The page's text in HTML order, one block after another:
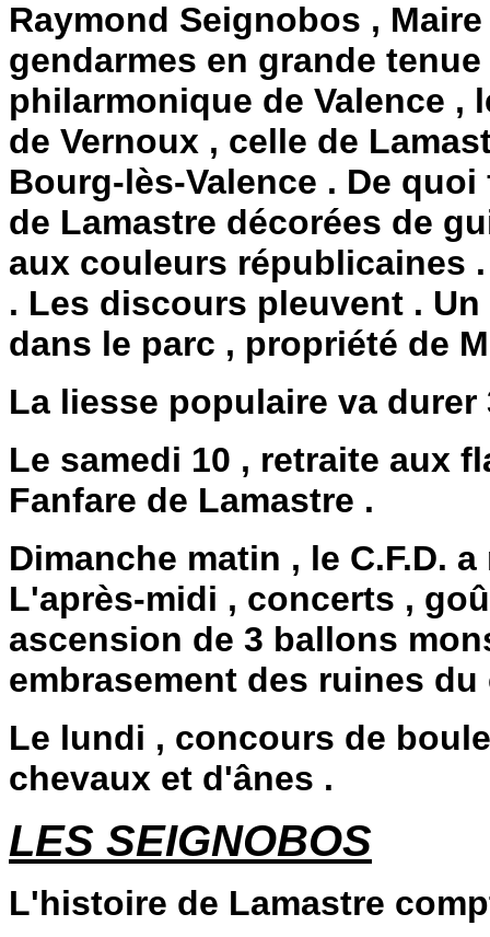
Raymond Seignobos ,
gendarmes en grande
philarmonique de Valence ,
de Vernoux , celle de
Bourg-lès-Valence . De
de Lamastre décorées de
aux couleurs républicaines
. Les discours pleuvent .
dans le parc , propriété de
La liesse populaire va durer
Le samedi 10 , retraite aux
Fanfare de Lamastre .
Dimanche matin , le C.F.D.
L'après-midi , concerts ,
ascension de 3 ballons
embrasement des ruines du
Le lundi , concours de
chevaux et d'ânes .
LES SEIGNOBOS
L'histoire de Lamastre